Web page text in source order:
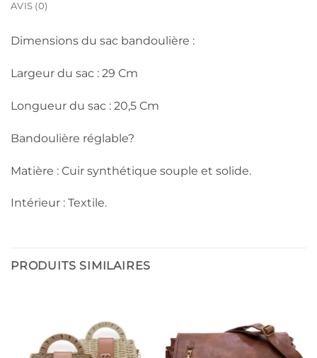
AVIS (0)
Dimensions du sac bandoulière :
Largeur du sac : 29 Cm
Longueur du sac : 20,5 Cm
Bandoulière réglable?
Matière : Cuir synthétique souple et solide.
Intérieur : Textile.
PRODUITS SIMILAIRES